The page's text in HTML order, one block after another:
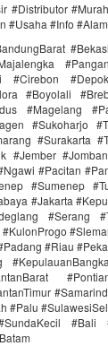
#Distributor
#Usaha #Info
#Boyolali
#Magelang
#Sukoharjo
#Surakarta
#Jember
#Pacitan
#Sumenep
#Jakarta
#Serang
#Riau
#Palu
#Bali